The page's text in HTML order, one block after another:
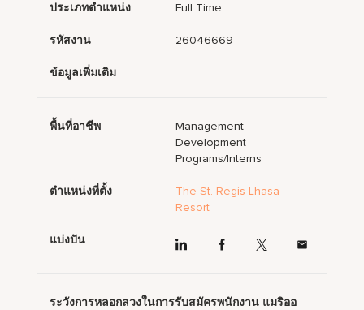
ประเภทตำแหน่ง Full Time
รหัสงาน 26046669
ข้อมูลเพิ่มเติม
พื้นที่อาชีพ
Management
Development
Programs/Interns
ตำแหน่งที่ตั้ง
The St. Regis Lhasa
Resort
แบ่งปัน
ระวังการหลอกลวงในการรับสมัครพนักงาน แมริออ